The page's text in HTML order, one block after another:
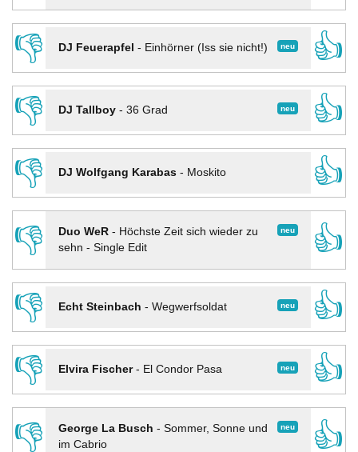
👎
neu
DJ Feuerapfel - Einhörner (Iss sie nicht!)
👍
👎
neu
DJ Tallboy- 36 Grad
👍
👎
DJ Wolfgang Karabas- Moskito
👍
👎
neu
Duo WeR- Höchste Zeit sich wieder zu
sehn - Single Edit
👍
👎
neu
Echt Steinbach - Wegwerfsoldat
👍
👎
neu
Elvira Fischer- El Condor Pasa
👍
👎
neu
George La Busch - Sommer, Sonne und
im Cabrio
👍